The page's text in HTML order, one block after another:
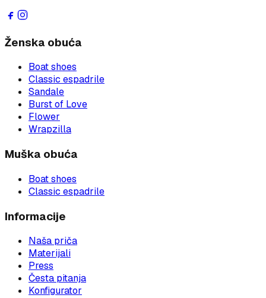
Ženska obuća
Boat shoes
Classic espadrile
Sandale
Burst of Love
Flower
Wrapzilla
Muška obuća
Boat shoes
Classic espadrile
Informacije
Naša priča
Materijali
Press
Česta pitanja
Konfigurator